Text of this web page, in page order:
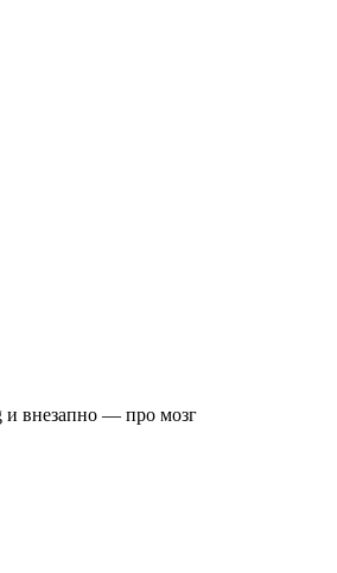
внезапно — про мозг